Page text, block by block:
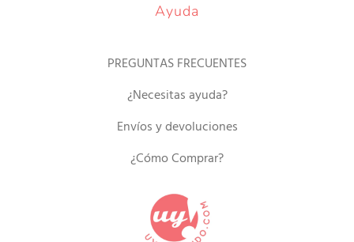
Ayuda
PREGUNTAS FRECUENTES
¿Necesitas ayuda?
Envíos y devoluciones
¿Cómo Comprar?